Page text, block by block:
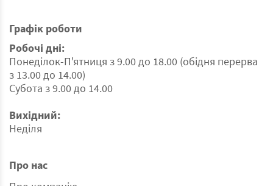
Графік роботи
Робочі дні:
Понеділок-П'ятниця з 9.00 до 18.00 (обідня перерва
з 13.00 до 14.00)
Субота з 9.00 до 14.00
Вихідний:
Неділя
Про нас